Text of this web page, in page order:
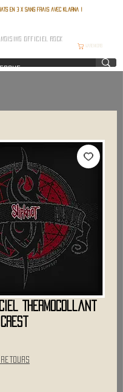
en 3 x sans frais avec Klarna !
Warenkorb
OFFICIEL ROCK
Thermocollant
retours